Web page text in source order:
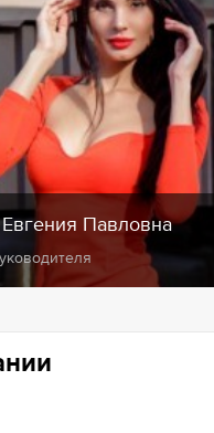
Павловна